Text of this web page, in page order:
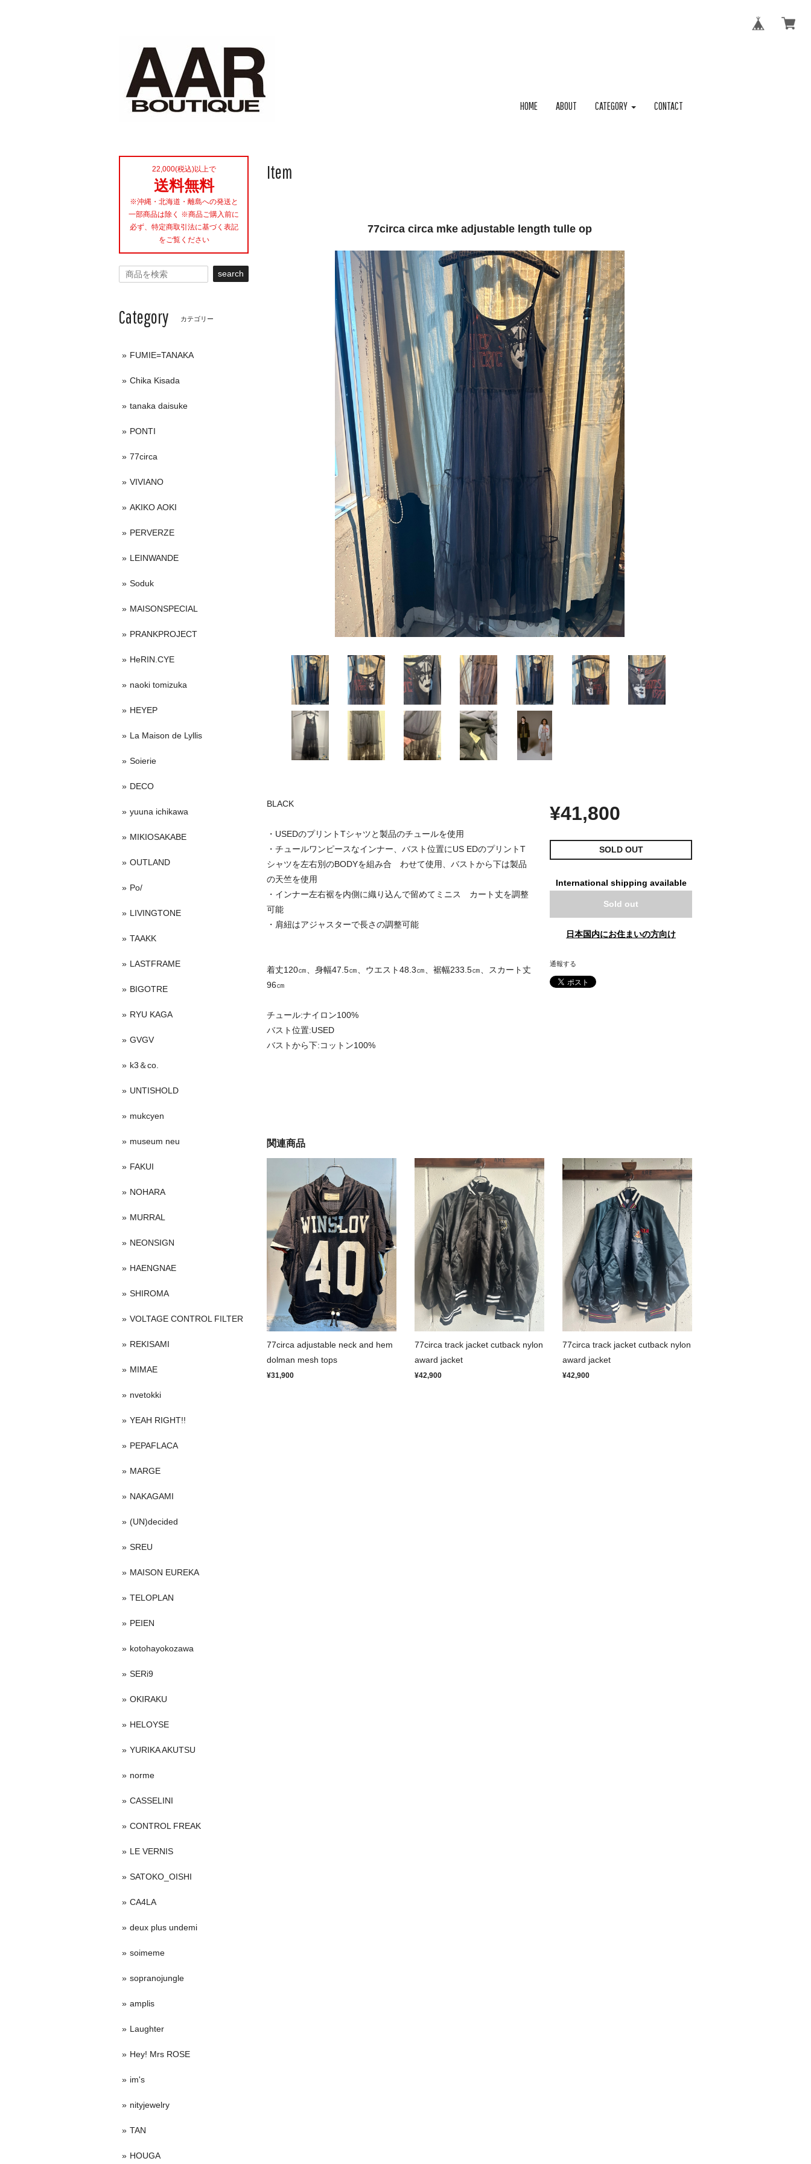
HOME ABOUT CATEGORY CONTACT
Item
77circa circa mke adjustable length tulle op
BLACK
・USEDのプリントTシャツと製品のチュールを使用
・チュールワンピースなインナー、バスト位置にUS EDのプリントT
シャツを左右別のBODYを組み合 わせて使用、バストから下は製品
の天竺を使用
・インナー左右裾を内側に織り込んで留めてミニス カート丈を調整
可能
・肩紐はアジャスターで長さの調整可能
着丈120㎝、身幅47.5㎝、ウエスト48.3㎝、裾幅233.5㎝、スカート丈
96㎝
チュール:ナイロン100%
バスト位置:USED
バストから下:コットン100%
¥41,800
SOLD OUT
International shipping available
Sold out
日本国内にお住まいの方向け
通報する
関連商品
77circa adjustable neck and hem
dolman mesh tops
¥31,900
77circa track jacket cutback nylon
award jacket
¥42,900
77circa track jacket cutback nylon
award jacket
¥42,900
22,000(税込)以上で
送料無料
※沖縄・北海道・離島への発送と
一部商品は除く ※商品ご購入前に
必ず、特定商取引法に基づく表記
をご覧ください
search
Category カテゴリー
FUMIE=TANAKA
Chika Kisada
tanaka daisuke
PONTI
77circa
VIVIANO
AKIKO AOKI
PERVERZE
LEINWANDE
Soduk
MAISONSPECIAL
PRANKPROJECT
HeRIN.CYE
naoki tomizuka
HEYEP
La Maison de Lyllis
Soierie
DECO
yuuna ichikawa
MIKIOSAKABE
OUTLAND
Po/
LIVINGTONE
TAAKK
LASTFRAME
BIGOTRE
RYU KAGA
GVGV
k3＆co.
UNTISHOLD
mukcyen
museum neu
FAKUI
NOHARA
MURRAL
NEONSIGN
HAENGNAE
SHIROMA
VOLTAGE CONTROL FILTER
REKISAMI
MIMAE
nvetokki
YEAH RIGHT!!
PEPAFLACA
MARGE
NAKAGAMI
(UN)decided
SREU
MAISON EUREKA
TELOPLAN
PEIEN
kotohayokozawa
SERi9
OKIRAKU
HELOYSE
YURIKA AKUTSU
norme
CASSELINI
CONTROL FREAK
LE VERNIS
SATOKO_OISHI
CA4LA
deux plus undemi
soimeme
sopranojungle
amplis
Laughter
Hey! Mrs ROSE
im's
nityjewelry
TAN
HOUGA